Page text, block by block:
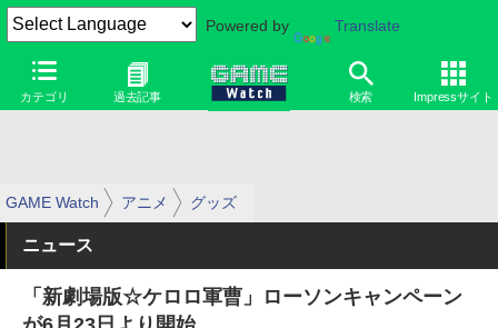
Powered by Translate
カテゴリ 過去記事 検索 Impressサイト
GAME Watch アニメ グッズ
ニュース
「新劇場版☆ケロロ軍曹」ローソンキャンペーン